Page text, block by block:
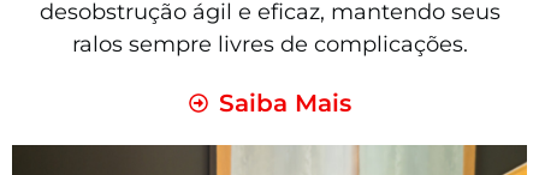
desobstrução ágil e eficaz, mantendo seus
ralos sempre livres de complicações.
Saiba Mais